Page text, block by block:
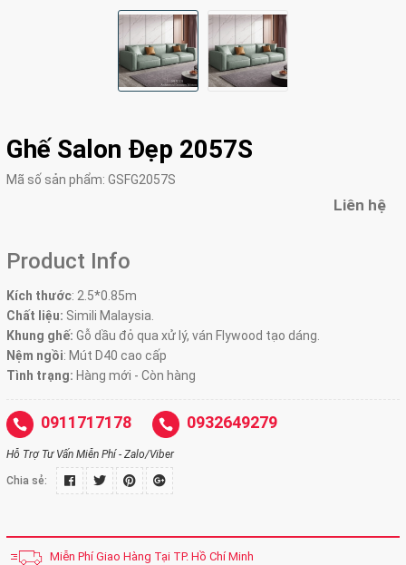
Ghế Salon Đẹp 2057S
Mã số sản phẩm: GSFG2057S
Liên hệ
Product Info
Kích thước: 2.5*0.85m
Chất liệu: Simili Malaysia.
Khung ghế: Gỗ dầu đỏ qua xử lý, ván Flywood tạo dáng.
Nệm ngồi: Mút D40 cao cấp
Tình trạng: Hàng mới - Còn hàng
0911717178 0932649279
Hỗ Trợ Tư Vấn Miễn Phí - Zalo/Viber
Chia sẻ:
Miễn Phí Giao Hàng Tại TP. Hồ Chí Minh